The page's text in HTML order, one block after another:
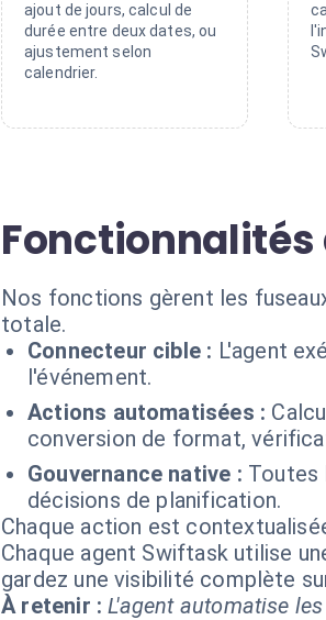
ajout de jours, calcul de
durée entre deux dates, ou
ajustement selon
calendrier.
Nos fonctions gèrent les
totale.
Connecteur cible : L'agent
l'événement.
Actions automatisées :
conversion de format,
Gouvernance native : Toutes
décisions de planification.
Chaque action est
Chaque agent Swiftask utilise
gardez une visibilité complète
À retenir : L'agent automatise